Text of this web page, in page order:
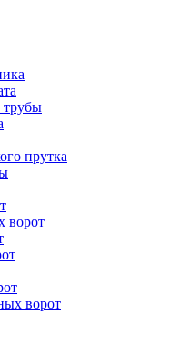
трубы
прутка
ворот
ворот